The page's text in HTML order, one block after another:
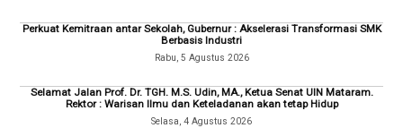
Perkuat Kemitraan antar Sekolah, Gubernur : Akselerasi Transformasi SMK
Berbasis Industri
Rabu, 5 Agustus 2026
Selamat Jalan Prof. Dr. TGH. M.S. Udin, MA., Ketua Senat UIN Mataram.
Rektor : Warisan Ilmu dan Keteladanan akan tetap Hidup
Selasa, 4 Agustus 2026